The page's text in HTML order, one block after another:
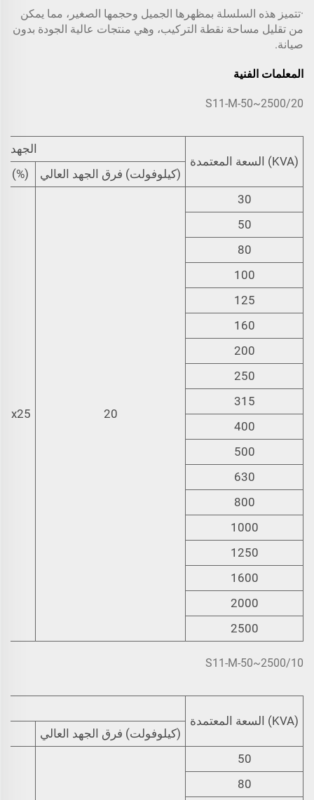
·تتميز هذه السلسلة بمظهرها الجميل وحجمها الصغير، مما يمكن
من تقليل مساحة نقطة التركيب، وهي منتجات عالية الجودة بدون
صيانة.
المعلمات الفنية
S11-M-50~2500/20
(KVA) السعة المعتمدة
الجهد
(كيلوفولت) فرق الجهد العالي
(%)
30
20
50
80
100
125
160
200
250
315
400
500
630
800
1000
1250
1600
2000
2500
S11-M-50~2500/10
(KVA) السعة المعتمدة
(كيلوفولت) فرق الجهد العالي
50
80